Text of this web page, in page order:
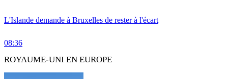
L'Islande demande à Bruxelles de rester à l'écart
08:36
ROYAUME-UNI EN EUROPE